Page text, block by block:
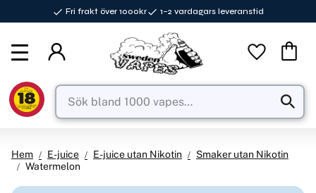
Fri frakt över 1000kr 1–2 vardagars leveranstid
Favoriter
Hem E-juice E-juice utan Nikotin
Smaker utan Nikotin
Watermelon